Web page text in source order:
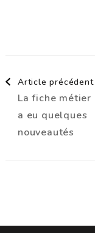
Article précédent
La fiche métier
a eu quelques
nouveautés